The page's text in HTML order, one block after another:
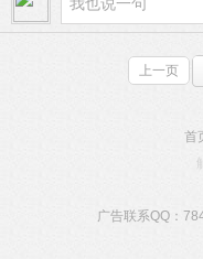
上一页
首
广告联系QQ：